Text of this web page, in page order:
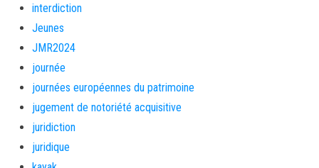
interdiction
Jeunes
JMR2024
journée
journées européennes du patrimoine
jugement de notoriété acquisitive
juridiction
juridique